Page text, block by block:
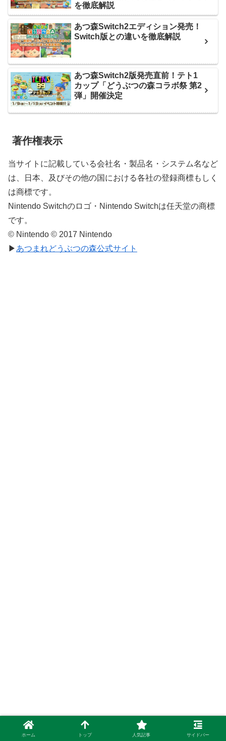
を徹底解説
あつ森Switch2エディション発売！
Switch版との違いを徹底解説
あつ森Switch2版発売直前！テト1
カップ「どうぶつの森コラボ祭 第2
弾」開催決定
著作権表示
当サイトに記載している会社名・製品名・システム名など
は、日本、及びその他の国における各社の登録商標もしく
は商標です。
Nintendo Switchのロゴ・Nintendo Switchは任天堂の商標
です。
© Nintendo © 2017 Nintendo
▶ あつまれどうぶつの森公式サイト
ホーム トップ 人気記事 サイドバー